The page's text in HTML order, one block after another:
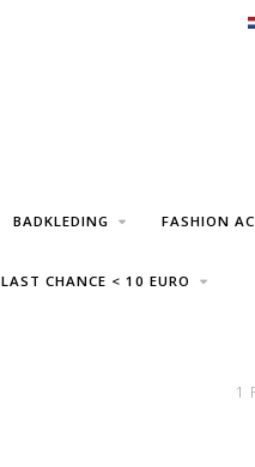
BADKLEDING FASHION
LAST CHANCE < 10 EURO
1